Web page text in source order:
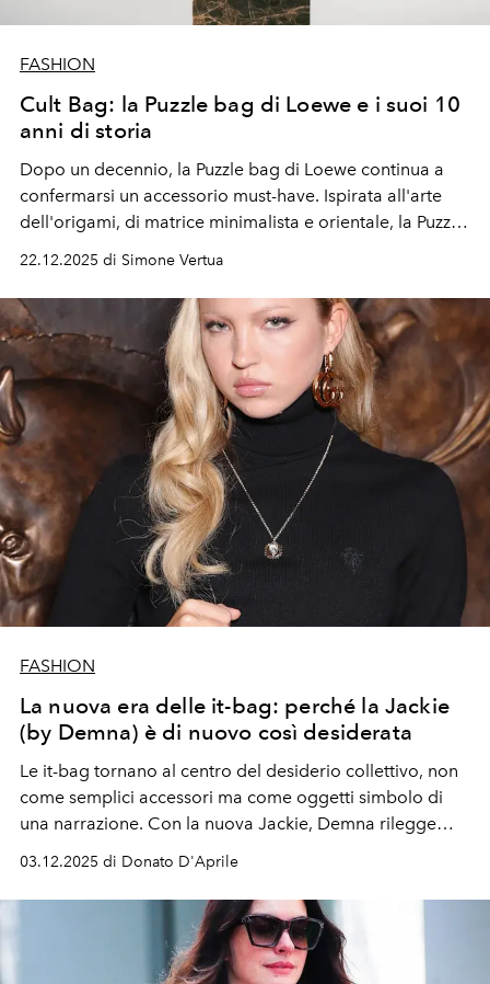
FASHION
Cult Bag: la Puzzle bag di Loewe e i suoi 10
anni di storia
Dopo un decennio, la Puzzle bag di Loewe continua a
confermarsi un accessorio must-have. Ispirata all'arte
dell'origami, di matrice minimalista e orientale, la Puzzle
bag di Loewe, in questa versione in morbida pelle di
in pelle.
22.12.2025 di Simone Vertua
FASHION
La nuova era delle it-bag: perché la Jackie
(by Demna) è di nuovo così desiderata
Le it-bag tornano al centro del desiderio collettivo, non
come semplici accessori ma come oggetti simbolo di
una narrazione. Con la nuova Jackie, Demna rilegge
un’icona e la racconta con una contemporaneità più
morbida, classy, leggera e sensuale.
03.12.2025 di Donato D'Aprile